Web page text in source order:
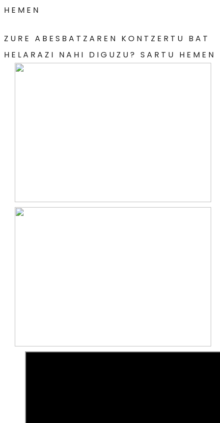
HEMEN
ZURE ABESBATZAREN KONTZERTU BAT
HELARAZI NAHI DIGUZU? SARTU HEMEN